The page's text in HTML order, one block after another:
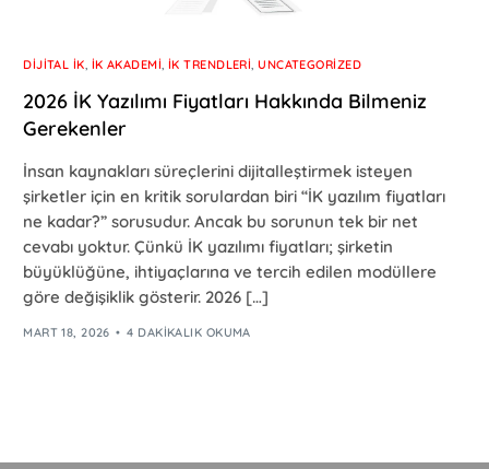
DIJITAL İK İK AKADEMI ,İK TRENDLERI ,UNCATEGORIZED
2026 İK Yazılımı Fiyatları Hakkında Bilmeniz
Gerekenler
İnsan kaynakları süreçlerini dijitalleştirmek isteyen
şirketler için en kritik sorulardan biri “İK yazılım fiyatları
ne kadar?” sorusudur. Ancak bu sorunun tek bir net
cevabı yoktur. Çünkü İK yazılımı fiyatları; şirketin
büyüklüğüne, ihtiyaçlarına ve tercih edilen modüllere
göre değişiklik gösterir. 2026 […]
MART 18, 2026 4 DAKIKALIK OKUMA